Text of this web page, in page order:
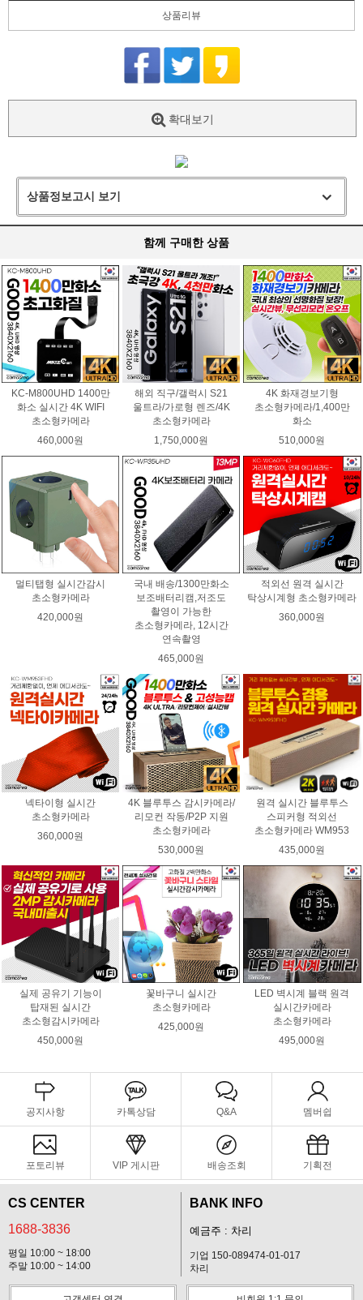
상품리뷰
확대보기
상품정보고시 보기
함께 구매한 상품
KC-M800UHD 1400만
화소 실시간 4K WIFI
초소형카메라
460,000원
해외 직구/갤럭시 S21
울트라/가로형 렌즈/4K
초소형카메라
1,750,000원
4K 화재경보기형
초소형카메라/1,400만
화소
510,000원
멀티탭형 실시간감시
초소형카메라
420,000원
국내 배송/1300만화소
보조배터리캠,저조도
촬영이 가능한
초소형카메라, 12시간
연속촬영
465,000원
적외선 원격 실시간
탁상시계형 초소형카메라
360,000원
넥타이형 실시간
초소형카메라
360,000원
4K 블루투스 감시카메라/
리모컨 작동/P2P 지원
초소형카메라
530,000원
원격 실시간 블루투스
스피커형 적외선
초소형카메라 WM953
435,000원
실제 공유기 기능이
탑재된 실시간
초소형감시카메라
450,000원
꽃바구니 실시간
초소형카메라
425,000원
LED 벽시계 블랙 원격
실시간카메라
초소형카메라
495,000원
공지사항 카톡상담 Q&A 멤버쉽
포토리뷰 VIP 게시판 배송조회 기획전
CS CENTER
1688-3836
평일 10:00 ~ 18:00
주말 10:00 ~ 14:00
BANK INFO
예금주 : 차리
기업 150-089474-01-017
차리